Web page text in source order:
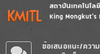
Image
ข้อเสนอแนะ/ความ